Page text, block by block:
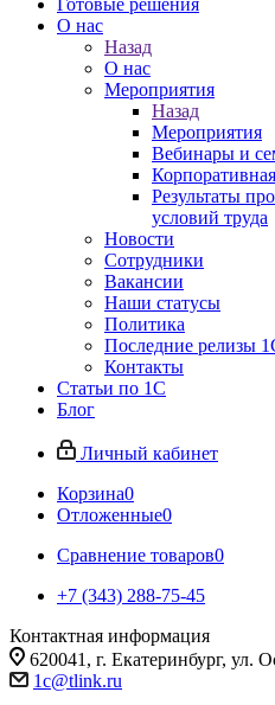
Готовые решения
О нас
Назад
О нас
Мероприятия
Назад
Мероприятия
Вебинары и
Результаты
условий труда
Новости
Сотрудники
Вакансии
Наши статусы
Политика
Последние релизы
Контакты
Статьи по 1С
Блог
Личный кабинет
Корзина0
Отложенные0
Сравнение товаров0
+7 (343) 288-75-45
Контактная информация
620041, г. Екатеринбург, ул.
1c@tlink.ru